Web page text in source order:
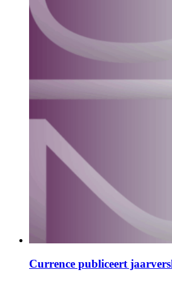
Currence publiceert